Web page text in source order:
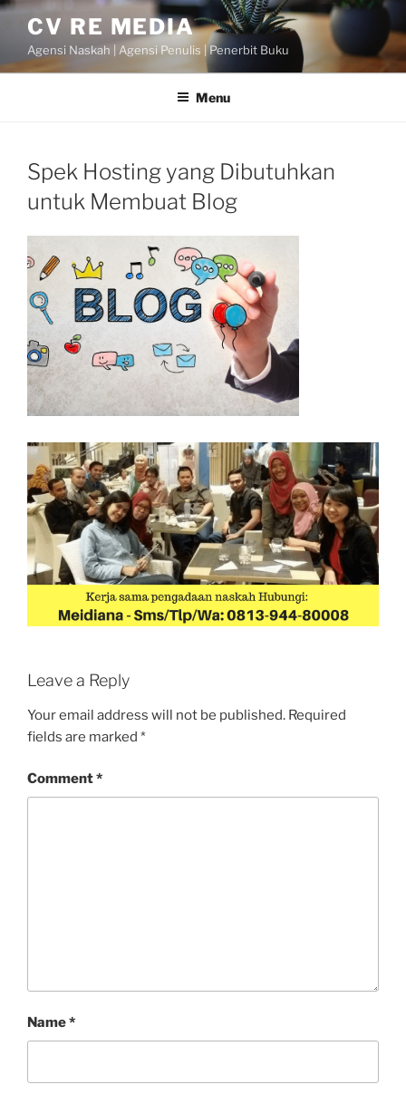
Skip
content
CV RE MEDIA
Agensi Naskah | Agensi Penulis | Penerbit Buku
Menu
Spek Hosting yang Dibutuhkan
untuk Membuat Blog
Leave a Reply
Your email address will not be published. Required
fields are marked *
Comment*
Name*